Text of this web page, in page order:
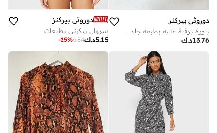
دوروثي بيركنز
بلوزة برقبة عالية بطبعة جلد الثعبان
د.ك13.76
دوروثي بيركنز
سروال بيكيني بطبعات
د.ك5.15
6.84
-25%